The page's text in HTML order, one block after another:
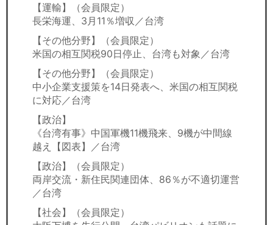
【運輸】（会員限定）
長栄海運、3月11％増収／台湾
【その他分野】（会員限定）
米国の相互関税90日停止、台湾も対象／台湾
【その他分野】（会員限定）
中小企業支援策を14日発表へ、米国の相互関税
に対応／台湾
【政治】
《台湾有事》中国軍機11機飛来、9機が中間線
越え【図表】／台湾
【政治】（会員限定）
両岸交流・新住民関連団体、86％が不適切運営
／台湾
【社会】（会員限定）